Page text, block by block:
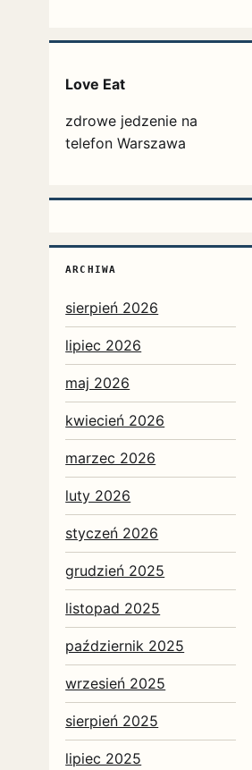
Love Eat
zdrowe jedzenie na
telefon Warszawa
ARCHIWA
sierpień 2026
lipiec 2026
maj 2026
kwiecień 2026
marzec 2026
luty 2026
styczeń 2026
grudzień 2025
listopad 2025
październik 2025
wrzesień 2025
sierpień 2025
lipiec 2025